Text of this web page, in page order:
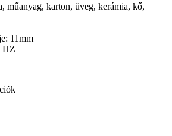
műanyag, karton, üveg, kerámia, kő,
11mm
HZ